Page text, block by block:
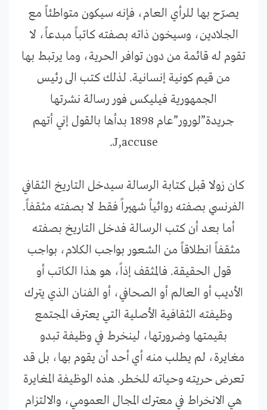
يصرّح بها للرأي العام، فإنه سيكون متواطئاً مع
الجلادين، وسيخون ذاته بصفته كاتباً مبدعاً، لا
تقوم له قائمة من دون توافر الحرية، وما يرتبط بها
من قيم كونية إنسانية. لذلك كتب الى رئيس
الجمهورية فيليكس فور رسالة نشرتها
جريدة”لورور”عام 1898 بدأها بالقول إني أتهم
J,accuse.
كان زولا قبل كتابة الرسالة سيدخل التاريخ الثقافي
الفرنسي بصفته روائياً شهيراً فقط لا بصفته مثقفاً.
أما بعد أن كتب الرسالة فدخل التاريخ بصفته
مثقفاً انطلاقاً من الشعور بواجب الكلام، بواجب
قول الحقيقة. فالمثقف إذاً، هو هذا الكاتب أو
الأديب أو العالم أو الصحافي، أو الفنان الذي يترك
وظيفته الثقافية الأصلية التي يعترف المجتمع
بقيمتها وضرورتها، لينخرط في وظيفة تبدو
مغايرة، لم يطلب منه أي أحد أن يقوم بها، بل قد
تعرض حريته وحياته للخطر. هذه الوظيفة المغايرة
هي الانخراط في معترك المجال العمومي، والالتزام